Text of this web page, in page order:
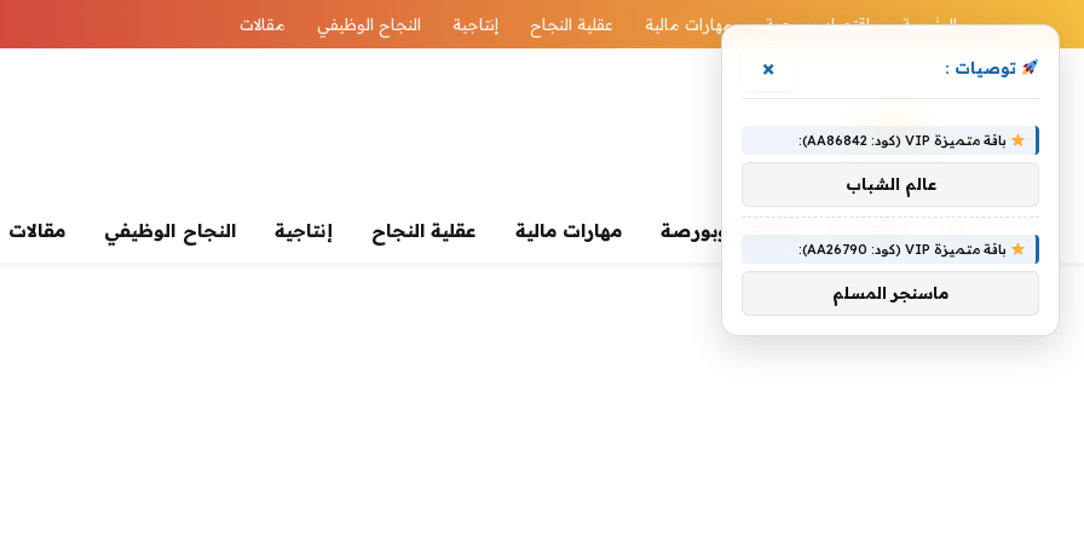
الرئيسية اقتصاد وبورصة مهارات مالية عقلية النجاح إنتاجية النجاح الوظيفي مقالات
اقتصاد وبورصة مهارات مالية عقلية النجاح إنتاجية النجاح الوظيفي مقالات
توصيات : ×
باقة متميزة VIP (كود: AA86842):
عالم الشباب
باقة متميزة VIP (كود: AA26790):
ماسنجر المسلم